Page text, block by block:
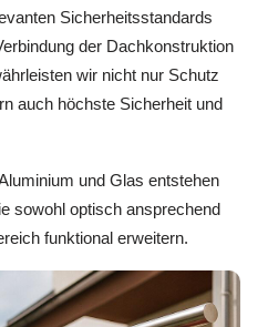
Sicherheitsstandards
der Dachkonstruktion
wir nicht nur Schutz
auch höchste Sicherheit und
und Glas entstehen
sowohl optisch ansprechend
funktional erweitern.